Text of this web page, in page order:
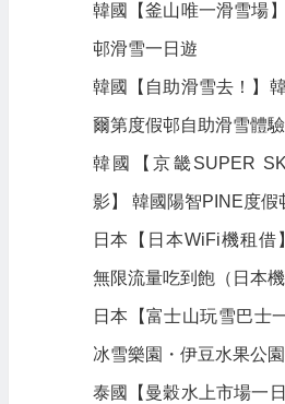
韓國【釜山唯一滑雪場
邨滑雪一日遊
韓國【自助滑雪去！】
爾第度假邨自助滑雪體驗
韓國【京畿SUPER
影】 韓國陽智PINE度假
日本【日本WiFi機租借
無限流量吃到飽（日本機
日本【富士山玩雪巴士
冰雪樂園・伊豆水果公
泰國【曼穀水上市場一